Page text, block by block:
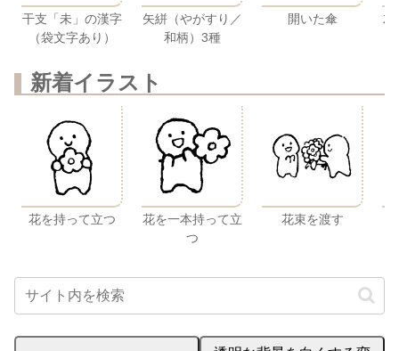
干支「未」の漢字
（袋文字あり）
矢絣（やがすり／
和柄）3種
開いた傘 左
新着イラスト
花を持って立つ
花を一本持って立
つ
花束を渡す